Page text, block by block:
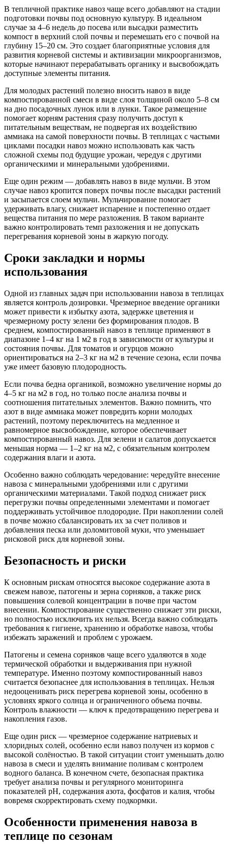
В тепличной практике навоз чаще всего добавляют на стадии
подготовки почвы под основную культуру. В идеальном
случае за 4–6 недель до посева или высадки разместить
компост в верхний слой почвы и перемешать его с почвой на
глубину 15–20 см. Это создает благоприятные условия для
развития корневой системы и активизации микроорганизмов,
которые начинают перерабатывать органику и высвобождать
доступные элементы питания.
Для молодых растений полезно вносить навоз в виде
компостированной смеси в виде слоя толщиной около 5–8 см
на дно посадочных лунок или в лунки. Такое размещение
помогает корням растения сразу получить доступ к
питательным веществам, не подвергая их воздействию
аммиака на самой поверхности почвы. В теплицах с частыми
циклами посадки навоз можно использовать как часть
сложной схемы под будущие урожаи, чередуя с другими
органическими и минеральными удобрениями.
Еще один режим — добавлять навоз в виде мульчи. В этом
случае навоз кропится поверх почвы после высадки растений
и засыпается слоем мульчи. Мульчирование помогает
удерживать влагу, снижает испарение и постепенно отдает
вещества питания по мере разложения. В таком варианте
важно контролировать темп разложения и не допускать
перегревания корневой зоны в жаркую погоду.
Сроки закладки и нормы
использования
Одной из главных задач при использовании навоза в теплицах
является контроль дозировки. Чрезмерное введение органики
может привести к избытку азота, задержке цветения и
чрезмерному росту зелени без формирования плодов. В
среднем, компостированный навоз в теплице применяют в
диапазоне 1–4 кг на 1 м2 в год в зависимости от культуры и
состояния почвы. Для томатов и огурцов можно
ориентироваться на 2–3 кг на м2 в течение сезона, если почва
уже имеет базовую плодородность.
Если почва бедна органикой, возможно увеличение нормы до
4–5 кг на м2 в год, но только после анализа почвы и
соотношения питательных элементов. Важно помнить, что
азот в виде аммиака может повредить корни молодых
растений, поэтому переключитесь на медленное и
равномерное высвобождение, которое обеспечивает
компостированный навоз. Для зелени и салатов допускается
меньшая норма — 1–2 кг на м2, с обязательным контролем
содержания влаги и азота.
Особенно важно соблюдать чередование: чередуйте внесение
навоза с минеральными удобрениями или с другими
органическими материалами. Такой подход снижает риск
перегрузки почвы определенными элементами и помогает
поддерживать устойчивое плодородие. При накоплении солей
в почве можно сбалансировать их за счет поливов и
добавления песка или доломитовой муки, что уменьшает
рисковой риск для корневой зоны.
Безопасность и риски
К основным рискам относятся высокое содержание азота в
свежем навозе, патогены и зерна сорняков, а также риск
повышения солевой концентрации в почве при частом
внесении. Компостирование существенно снижает эти риски,
но полностью исключить их нельзя. Всегда важно соблюдать
требования к гигиене, хранению и обработке навоза, чтобы
избежать заражений и проблем с урожаем.
Патогены и семена сорняков чаще всего удаляются в ходе
термической обработки и выдерживания при нужной
температуре. Именно поэтому компостированный навоз
считается безопаснее для использования в теплицах. Нельзя
недооценивать риск перегрева корневой зоны, особенно в
условиях яркого солнца и ограниченного объема почвы.
Контроль влажности — ключ к предотвращению перегрева и
накопления газов.
Еще один риск — чрезмерное содержание натриевых и
хлоридных солей, особенно если навоз получен из кормов с
высокой солёностью. В такой ситуации стоит уменьшать долю
навоза в смеси и уделять внимание поливам с контролем
водного баланса. В конечном счете, безопасная практика
требует анализа почвы и регулярного мониторинга
показателей рН, содержания азота, фосфатов и калия, чтобы
вовремя скорректировать схему подкормки.
Особенности применения навоза в
теплице по сезонам